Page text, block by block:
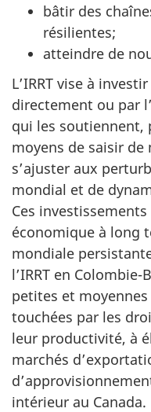
bâtir des
résilientes;
atteindre de
L’IRRT vise à
directement ou par
qui les soutiennent,
moyens de saisir
s’ajuster aux
mondial et de
Ces
économique à long
mondiale
l’IRRT en
petites et
touchées par les
leur productivité, à
marchés
intérieur au